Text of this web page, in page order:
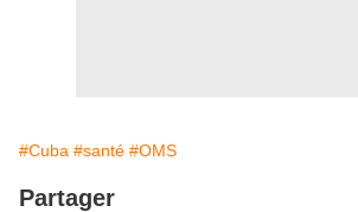
#Cuba #santé #OMS
Partager